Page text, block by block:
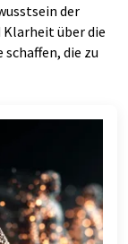
der
Klarheit über die
die zu